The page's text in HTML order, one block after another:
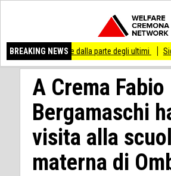
BREAKING NEWS
dalla parte degli ultimi Sicurezza I Giovani
A Crema Fabio
Bergamaschi
visita alla
materna di